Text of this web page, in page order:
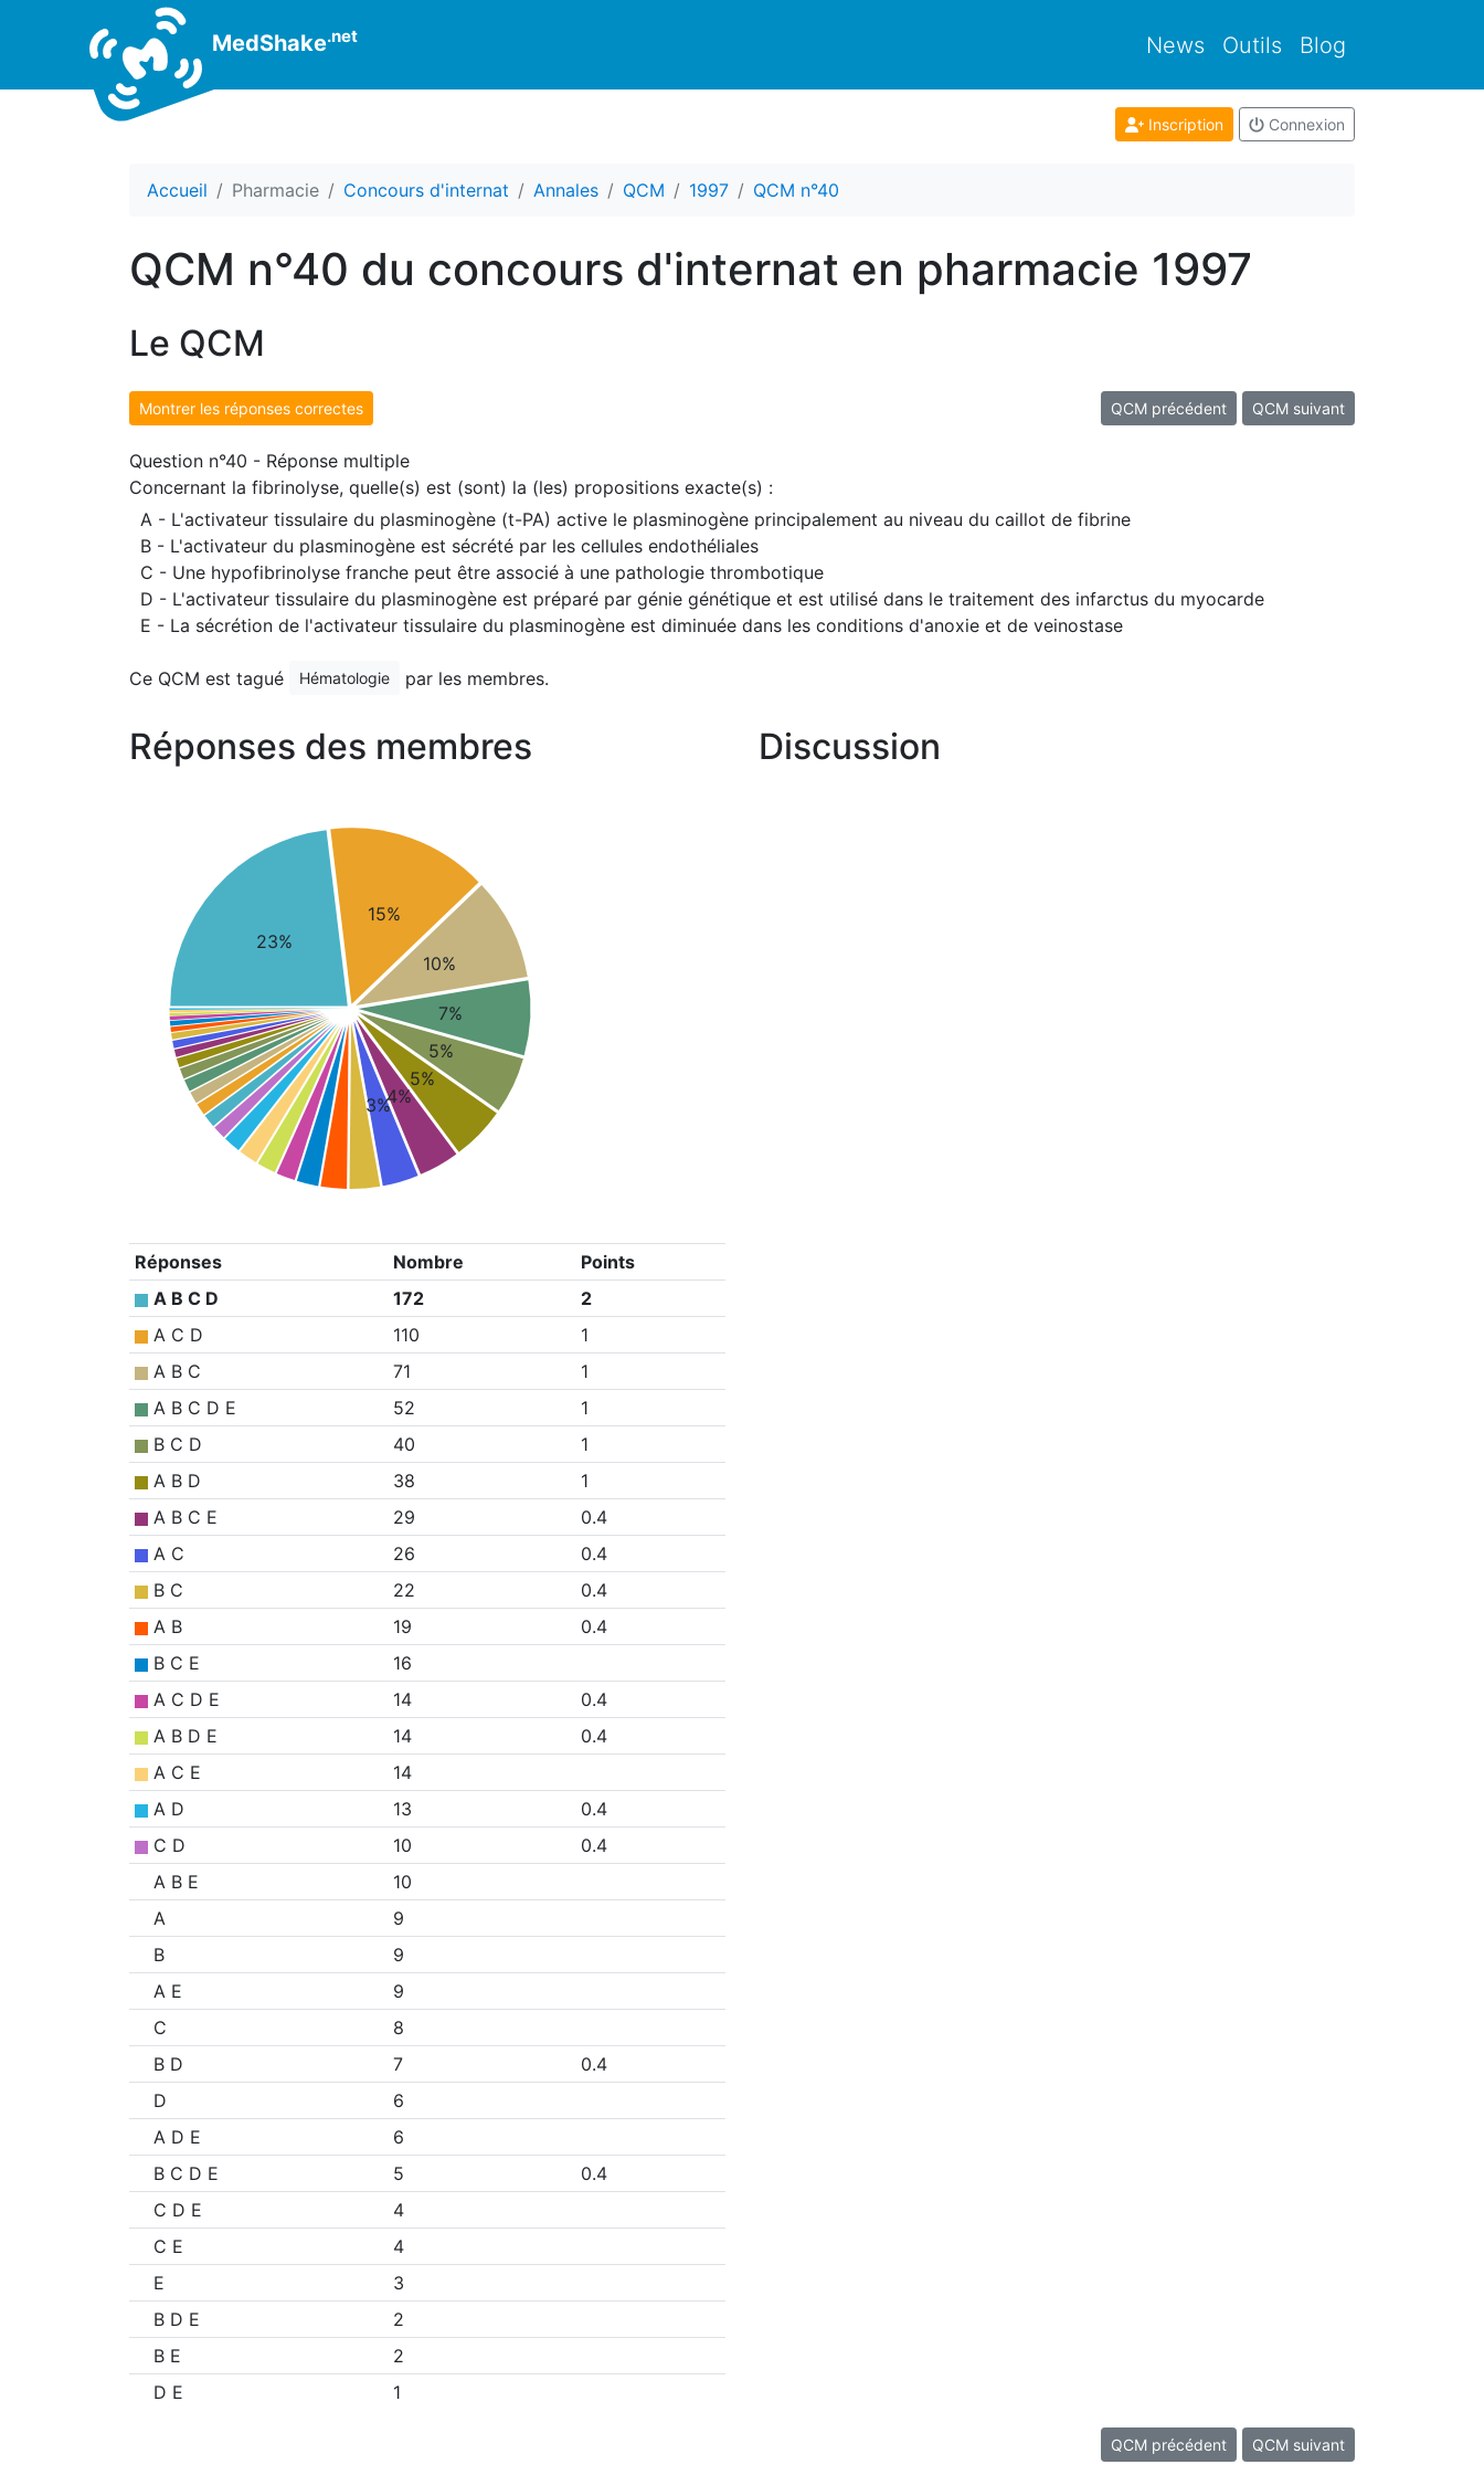
MedShake.net News Outils Blog
Inscription Connexion
Accueil Pharmacie Concours d'internat Annales QCM 1997 QCM n°40
QCM n°40 du concours d'internat en pharmacie 1997
Le QCM
Montrer les réponses correctes QCM précédent QCM suivant
Question n°40 - Réponse multiple
Concernant la fibrinolyse, quelle(s) est (sont) la (les) propositions exacte(s) :
A - L'activateur tissulaire du plasminogène (t-PA) active le plasminogène principalement au niveau du caillot de fibrine
B - L'activateur du plasminogène est sécrété par les cellules endothéliales
C - Une hypofibrinolyse franche peut être associé à une pathologie thrombotique
D - L'activateur tissulaire du plasminogène est préparé par génie génétique et est utilisé dans le traitement des infarctus du myocarde
E - La sécrétion de l'activateur tissulaire du plasminogène est diminuée dans les conditions d'anoxie et de veinostase
Ce QCM est tagué Hématologie par les membres.
Réponses des membres
23%
15%
10%
7%
5%
5%
4%
3%
Réponses Nombre
Points
A B C D
172
2
A C D
110
1
A B C
71
1
A B C D E
52
1
B C D
40
1
A B D
38
1
A B C E
29
0.4
A C
26
0.4
B C
22
0.4
A B
19
0.4
B C E
16
A C D E
14
0.4
A B D E
14
0.4
A C E
14
A D
13
0.4
C D
10
0.4
A B E
10
A
9
B
9
A E
9
C
8
B D
7
0.4
D
6
A D E
6
B C D E
5
0.4
C D E
4
C E
4
E
3
B D E
2
B E
2
D E
1
Discussion
QCM précédent QCM suivant